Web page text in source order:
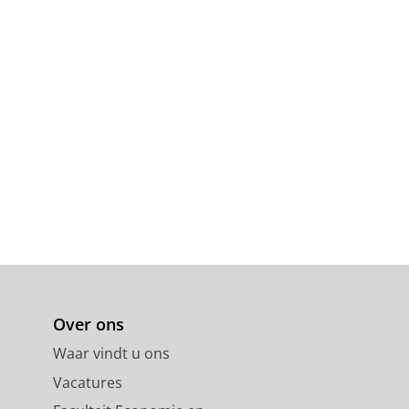
Over ons
Waar vindt u ons
Vacatures